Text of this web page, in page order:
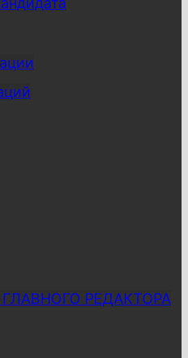
РЕДАКТОРА